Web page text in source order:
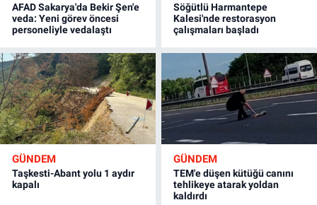
AFAD Sakarya'da Bekir Şen'e
veda: Yeni görev öncesi
personeliyle vedalaştı
Söğütlü Harmantepe
Kalesi'nde restorasyon
çalışmaları başladı
GÜNDEM
Taşkesti-Abant yolu 1 aydır
kapalı
GÜNDEM
TEM'e düşen kütüğü canını
tehlikeye atarak yoldan
kaldırdı